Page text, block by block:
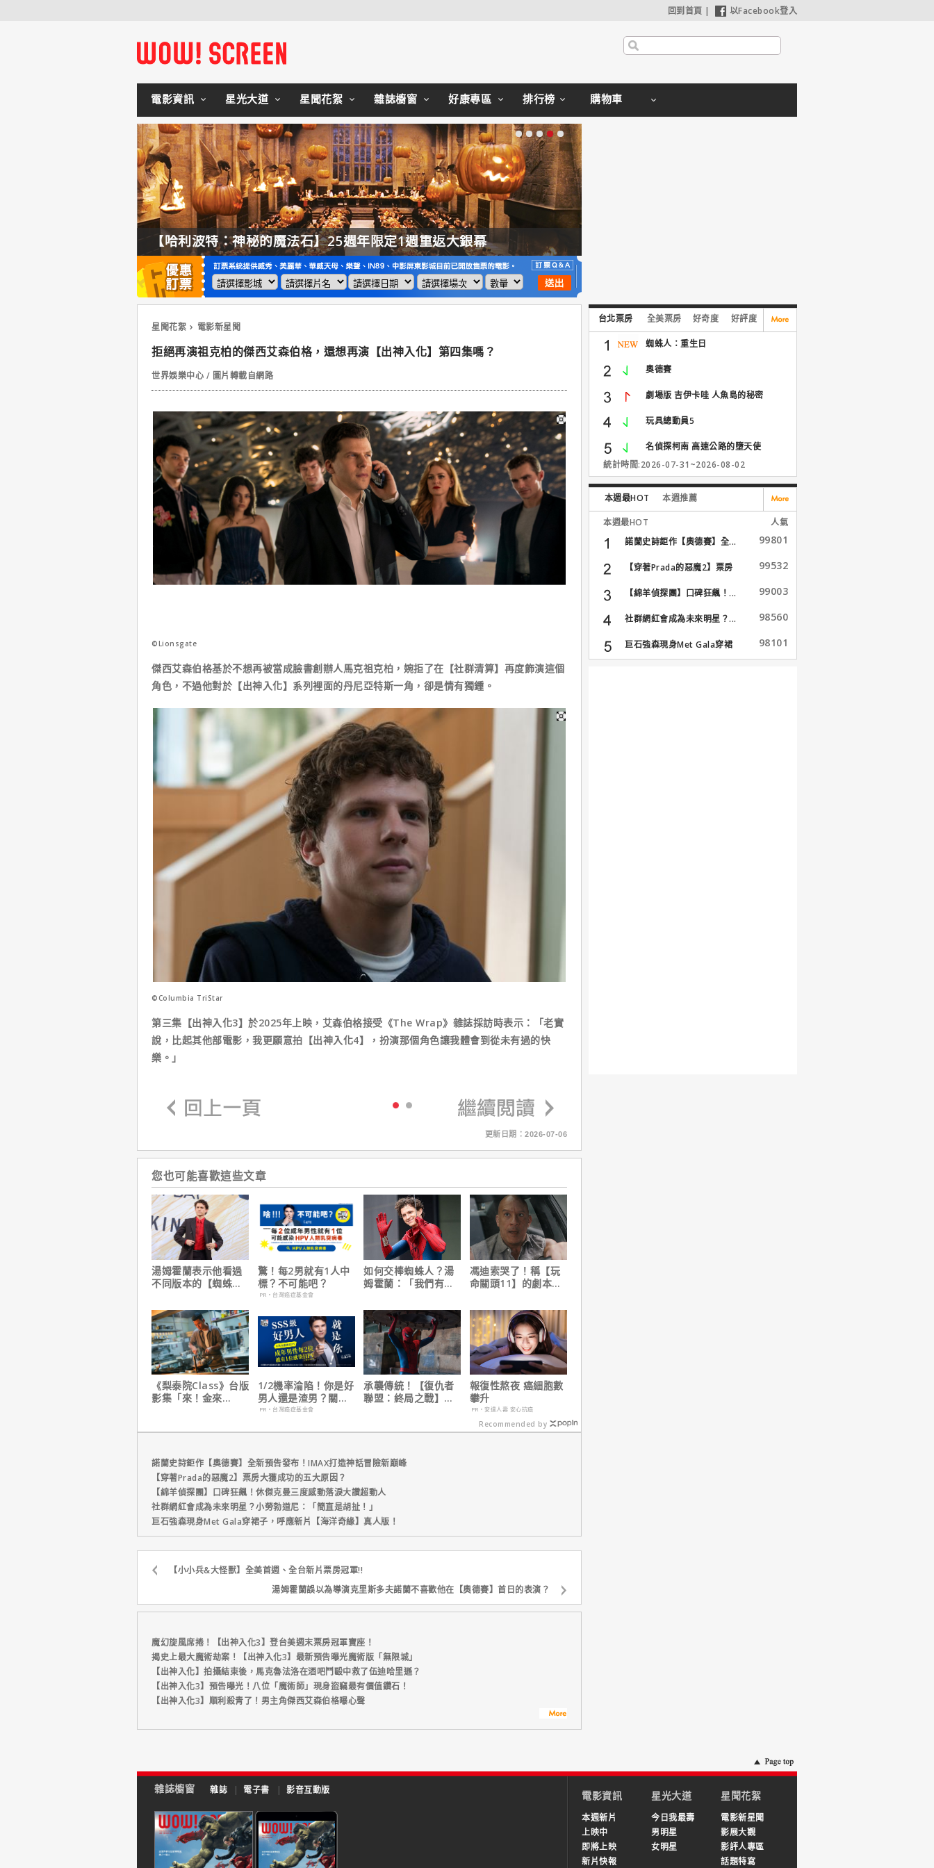
回到首頁 | 以Facebook登入
電影資訊 星光大道 星聞花絮 雜誌櫥窗 好康專區 排行榜 購物車
【哈利波特：神秘的魔法石】25週年限定1週重返大銀幕
星聞花絮 電影新星聞
拒絕再演祖克柏的傑西艾森伯格，還想再演【出神入化】第四集嗎？
世界娛樂中心 / 圖片轉載自網路
©Lionsgate
傑西艾森伯格基於不想再被當成臉書創辦人馬克祖克柏，婉拒了在【社群清算】再度飾演這個
角色，不過他對於【出神入化】系列裡面的丹尼亞特斯一角，卻是情有獨鍾。
©Columbia TriStar
第三集【出神入化3】於2025年上映，艾森伯格接受《The Wrap》雜誌採訪時表示：「老實
說，比起其他部電影，我更願意拍【出神入化4】，扮演那個角色讓我體會到從未有過的快
樂。」
更新日期：2026-07-06
您也可能喜歡這些文章
湯姆霍蘭表示他看過
不同版本的【蜘蛛
這版完全不行！
驚！每2男就有1人中
標？不可能吧？
PR・台灣癌症基金會
如何交棒蜘蛛人？湯
姆霍蘭：「我們有一
馮迪索哭了！稱【玩
命關頭11】的劇本是
《梨泰院Class》台版
影集「來！金來
1/2機率淪陷！你是好
男人還是渣男？關鍵
在這
PR・台灣癌症基金會
承襲傳統！【復仇者
聯盟：終局之戰】導
報復性熬夜 癌細胞數
攀升
PR・安達人壽 安心抗癌
Recommended by
諾蘭史詩鉅作【奧德賽】全新預告發布！IMAX打造神話冒險新巔峰
【穿著Prada的惡魔2】票房大獲成功的五大原因？
【綿羊偵探團】口碑狂飆！休傑克曼三度感動落淚大讚超動人
社群網紅會成為未來明星？小勞勃道尼：「簡直是胡扯！」
巨石強森現身Met Gala穿裙子，呼應新片【海洋奇緣】真人版！
【小小兵&大怪獸】全美首週、全台新片票房冠軍!!
湯姆霍蘭誤以為導演克里斯多夫諾蘭不喜歡他在【奧德賽】首日的表演？
魔幻旋風席捲！【出神入化3】登台美週末票房冠軍寶座！
揭史上最大魔術劫案！【出神入化3】最新預告曝光魔術版「無限城」
【出神入化】拍攝結束後，馬克魯法洛在酒吧鬥毆中救了伍迪哈里遜？
【出神入化3】預告曝光！八位「魔術師」現身盜竊最有價值鑽石！
【出神入化3】順利殺青了！男主角傑西艾森伯格曝心聲
台北票房 全美票房 好奇度 好評度
蜘蛛人：重生日
奧德賽
劇場版 吉伊卡哇 人魚島的秘密
玩具總動員5
名偵探柯南 高速公路的墮天使
統計時間:2026-07-31~2026-08-02
本週最HOT 本週推薦
本週最HOT
人氣
諾蘭史詩鉅作【奧德賽】全...
99801
【穿著Prada的惡魔2】票房
99532
【綿羊偵探團】口碑狂飆！... 99003
社群網紅會成為未來明星？... 98560
巨石強森現身Met Gala穿裙
子...
98101
雜誌櫥窗 雜誌 | 電子書 | 影音互動版 電影資訊
本週新片
上映中
即將上映
新片快報
星光大道
今日我最壽
男明星
女明星
星聞花絮
電影新星聞
影展大觀
影評人專區
話題特寫